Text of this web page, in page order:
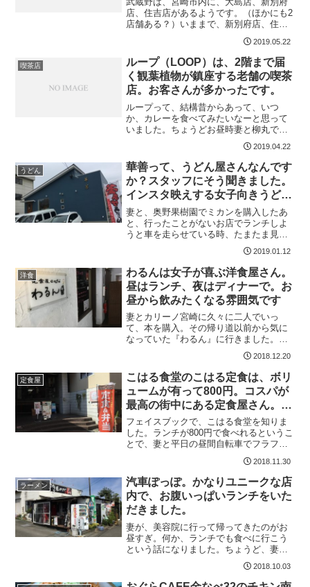
店、住吉店があるようです。（ほかにも2
店舗ある？）いままで、新別府店、住吉
店には行ったことがあります。大島店
は、行ったことがなかったので、この半
額創業祭で行ってみることにしました。
時間は午前11時過ぎです...
2019.05.22
喫茶店
ループ（LOOP）は、2階まで届
く観葉植物が鎮座する老舗の喫茶
店。お客さんが多かったです。
ループって、結構昔からあって、いつ
か、カレーを食べてみたいなーと思って
いました。ちょうどお昼時妻と柳丸で待
ち合わせをしていたでの、せっかくだか
らと、初ループです。といいつつ、カレ
ーは食べなかったけどね。ループの店内
は、なんていうのかな、南国...
2019.04.22
うどん
華善って、うどん屋さんなんです
か？スタッフにそう聞きました。
インスタ映えする女子向きうどん
屋さんです。
妻と、奥野果樹園でミカンを購入したあ
と、行ったことがないお店でランチしよ
うと車を走らせている時、たまたま見つ
けたのがトマトチキン南蛮ののぼり。な
んだろうと近寄っていくと、駐車場も空
いていたし、お店っぽいので中にはいっ
てみることにしました。ド...
2019.01.12
洋食
わるんは女子が喜ぶ洋食屋さん。
昼はランチ、夜はディナーで。お
昼から飲みたくなる雰囲気です
妻とカリーノ宮崎に久々に二人でいっ
て、本を購入。その帰り道以前から気に
なっていた『わるん』に行きました。お
昼のランチが食べられる定食屋さんとい
うイメージでお店に入りました。お昼、
店内はちょっと薄暗く 飲みたくなりまし
た（笑）店内はテーブルが...
2018.12.20
定食屋
こはる食堂のこはる定食は、ボリ
ュームが有って800円。コスパが
最高の街中にある定食屋さん。そ
れと全席禁煙もnice！
フェイスブックで、こはる食堂を知りま
した。ランチが800円で食べれるというこ
とで、妻と平日の昼間自転車でフラフラ
と探し当てました。これで800円は嬉しい
な メニューをチェックして、こはる定食
800円を注文。店内はカウンター3列の
み。お昼すぎ...
2018.11.30
ラーメン
汽車ぽっぽ。かなりユニークな店
内で、お腹いっぱいランチをいた
だきました。
妻が、美容院に行って帰ってきたのがお
昼すぎ。何か、ランチでも食べに行こう
という話になりました。ちょうど、妻
が、美容室のタンみやで、【汽車ポッ
ポ】の記事を読んだそうで、汽車ぽっぽ
に行ってみることにしました。かなりユ
2018.10.03